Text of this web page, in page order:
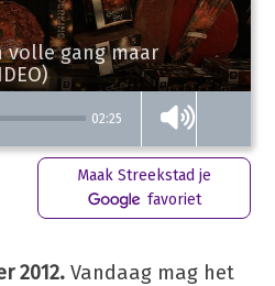
02:25
volle gang maar
Maak Streekstad je
favoriet
2012.Vandaag mag het